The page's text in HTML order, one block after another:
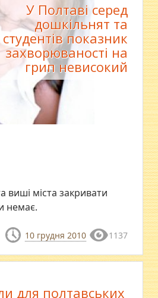
У Полтаві серед
дошкільнят та
студентів показник
захворюваності на
грип невисокий
виші міста закривати
немає.
10 грудня 2010 1137
для полтавських